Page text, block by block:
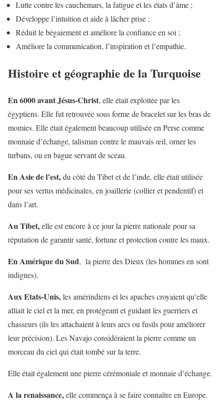
Lutte contre les cauchemars, la fatigue et les états d’âme ;
Développe l’intuition et aide à lâcher prise ;
Réduit le bégaiement et améliore la confiance en soi ;
Améliore la communication, l’inspiration et l’empathie.
Histoire et géographie de la Turquoise
En 6000 avant Jésus-Christ, elle était exploitée par les
égyptiens. Elle fut retrouvée sous forme de bracelet sur les bras de
momies. Elle était également beaucoup utilisée en Perse comme
monnaie d’échange, talisman contre le mauvais œil, orner les
turbans, ou en bague servant de sceau.
En Asie de l’est,du côté du Tibet et de l’inde, elle était utilisée
pour ses vertus médicinales, en joaillerie (collier et pendentif) et
dans l’art.
Au Tibet,elle est encore à ce jour la pierre nationale pour sa
réputation de garantir santé, fortune et protection contre les maux.
En Amérique du Sud, la pierre des Dieux (les hommes en sont
indignes).
Aux Etats-Unis,les amérindiens et les apaches croyaient qu’elle
alliait le ciel et la mer, en protégeant et guidant les guerriers et
chasseurs (ils les attachaient à leurs arcs ou fusils pour améliorer
leur précision). Les Navajo considéraient la pierre comme un
morceau du ciel qui était tombé sur la terre.
Elle était également une pierre cérémoniale et monnaie d’échange.
A la renaissance,elle commença à se faire connaître en Europe.